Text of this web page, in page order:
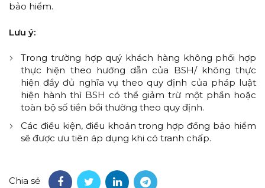
bảo hiểm.
Lưu ý:
Trong trường hợp quý khách hàng không phối hợp
thực hiện theo hướng dẫn của BSH/ không thực
hiện đầy đủ nghĩa vụ theo quy định của pháp luật
hiện hành thì BSH có thể giảm trừ một phần hoặc
toàn bộ số tiền bồi thường theo quy định.
Các điều kiện, điều khoản trong hợp đồng bảo hiểm
sẽ được ưu tiên áp dụng khi có tranh chấp.
Chia sẻ